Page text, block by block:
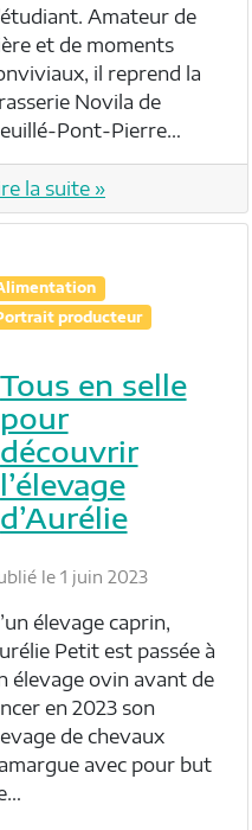
Amateur de
et de moments
il reprend la
Novila de
Pont-Pierre…
la suite »
producteur
Tous en selle
pour
découvrir
l’élevage
d’Aurélie
le 1 juin 2023
élevage caprin,
Petit est passée à
élevage ovin avant de
en 2023 son
de chevaux
avec pour but